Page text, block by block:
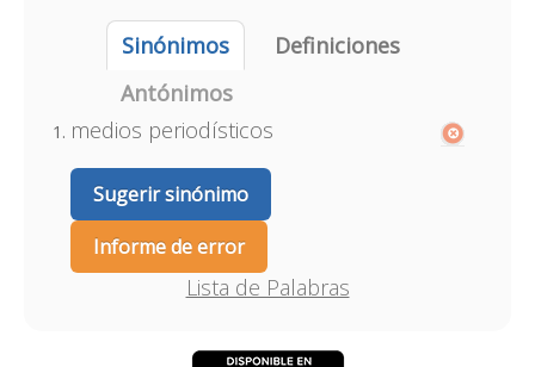
Sinónimos
Definiciones
Antónimos
medios periodísticos
Sugerir sinónimo
Informe de error
Lista de Palabras